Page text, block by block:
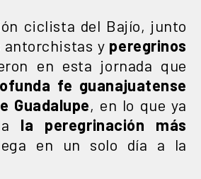
ciclista del Bajío, junto
antorchistas y peregrinos
en esta jornada que
fe guanajuatense
Guadalupe, en lo que ya
la peregrinación más
en un solo día a la